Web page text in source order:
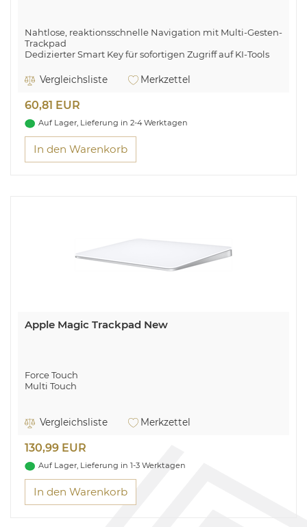
Nahtlose, reaktionsschnelle Navigation mit Multi-Gesten-
Trackpad
Dedizierter Smart Key für sofortigen Zugriff auf KI-Tools
Vergleichsliste
Merkzettel
60,81 EUR
Auf Lager, Lieferung in 2-4 Werktagen
In den Warenkorb
Apple Magic Trackpad New
Force Touch
Multi Touch
Vergleichsliste Merkzettel
130,99 EUR
Auf Lager, Lieferung in 1-3 Werktagen
In den Warenkorb